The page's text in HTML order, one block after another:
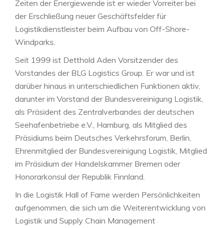
Zeiten der Energiewende ist er wieder Vorreiter bei
der Erschließung neuer Geschäftsfelder für
Logistikdienstleister beim Aufbau von Off-Shore-
Windparks.
Seit 1999 ist Detthold Aden Vorsitzender des
Vorstandes der BLG Logistics Group. Er war und ist
darüber hinaus in unterschiedlichen Funktionen aktiv,
darunter im Vorstand der Bundesvereinigung Logistik,
als Präsident des Zentralverbandes der deutschen
Seehafenbetriebe e.V., Hamburg, als Mitglied des
Präsidiums beim Deutsches Verkehrsforum, Berlin,
Ehrenmitglied der Bundesvereinigung Logistik, Mitglied
im Präsidium der Handelskammer Bremen oder
Honorarkonsul der Republik Finnland.
In die Logistik Hall of Fame werden Persönlichkeiten
aufgenommen, die sich um die Weiterentwicklung von
Logistik und Supply Chain Management